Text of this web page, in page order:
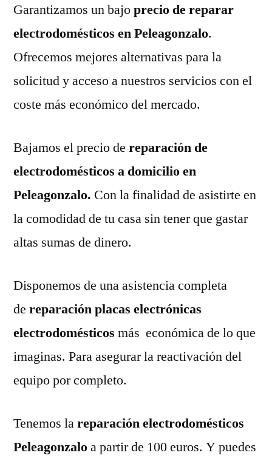
Garantizamos un bajoprecio de reparar
electrodomésticos en Peleagonzalo.
Ofrecemos mejores alternativas para la
solicitud y acceso a nuestros servicios con el
coste más económico del mercado.
Bajamos el precio de reparación de
electrodomésticos a domicilio en
Peleagonzalo. Con la finalidad de asistirte en
la comodidad de tu casa sin tener que gastar
altas sumas de dinero.
Disponemos de una asistencia completa
de reparación placas electrónicas
electrodomésticos más económica de lo que
imaginas. Para asegurar la reactivación del
equipo por completo.
Tenemos lareparación electrodomésticos
Peleagonzaloa partir de 100 euros. Y puedes